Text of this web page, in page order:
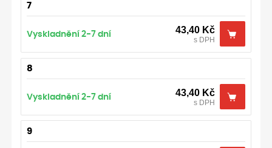
7
Vyskladnění 2-7 dní 43,40 Kč
s DPH
8
Vyskladnění 2-7 dní 43,40 Kč
s DPH
9